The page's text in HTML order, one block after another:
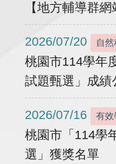
【地方輔導群網
2026/07/20 自然
桃園市114學年
試題甄選」成績
2026/07/16 有效
桃園市「114學
選」獲獎名單